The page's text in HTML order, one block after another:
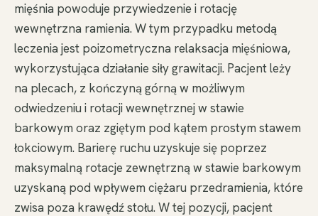
mięśnia powoduje przywiedzenie i rotację
wewnętrzna ramienia. W tym przypadku metodą
leczenia jest poizometryczna relaksacja mięśniowa,
wykorzystująca działanie siły grawitacji. Pacjent leży
na plecach, z kończyną górną w możliwym
odwiedzeniu i rotacji wewnętrznej w stawie
barkowym oraz zgiętym pod kątem prostym stawem
łokciowym. Barierę ruchu uzyskuje się poprzez
maksymalną rotacje zewnętrzną w stawie barkowym
uzyskaną pod wpływem ciężaru przedramienia, które
zwisa poza krawędź stołu. W tej pozycji, pacjent